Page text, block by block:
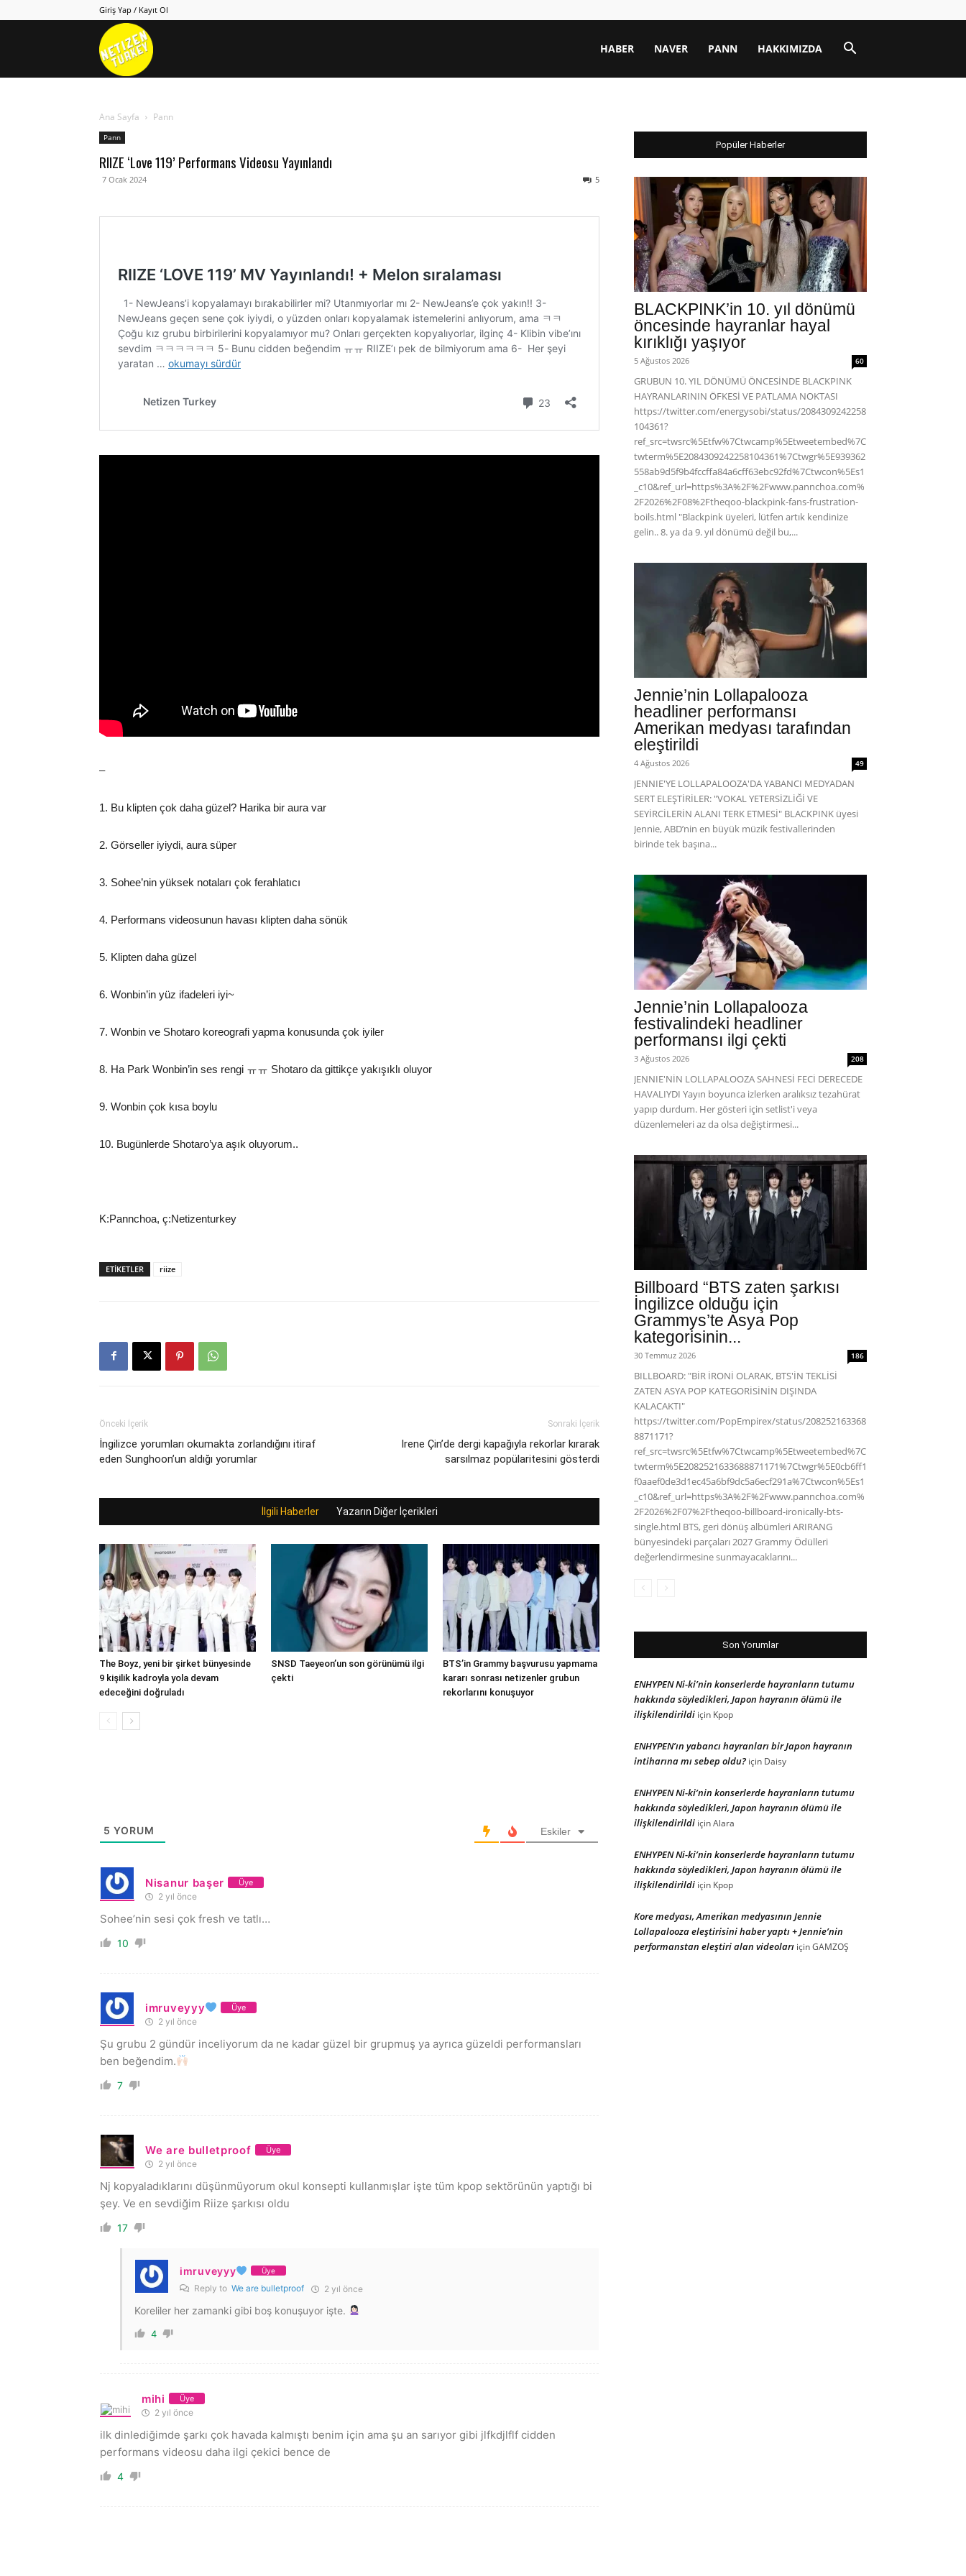
Giriş Yap / Kayıt Ol
Netizen HABER NAVER PANN HAKKIMIZDA
Ana Sayfa Pann
Pann
RIIZE ‘Love 119’ Performans Videosu Yayınlandı
7 Ocak 2024 5
–
1. Bu klipten çok daha güzel? Harika bir aura var
2. Görseller iyiydi, aura süper
3. Sohee’nin yüksek notaları çok ferahlatıcı
4. Performans videosunun havası klipten daha sönük
5. Klipten daha güzel
6. Wonbin’in yüz ifadeleri iyi~
7. Wonbin ve Shotaro koreografi yapma konusunda çok iyiler
8. Ha Park Wonbin’in ses rengi ㅠㅠ Shotaro da gittikçe yakışıklı oluyor
9. Wonbin çok kısa boylu
10. Bugünlerde Shotaro’ya aşık oluyorum..
K:Pannchoa, ç:Netizenturkey
ETIKETLER riize
Önceki İçerik
İngilizce yorumları okumakta zorlandığını itiraf
eden Sunghoon’un aldığı yorumlar
Sonraki İçerik
Irene Çin’de dergi kapağıyla rekorlar kırarak
sarsılmaz popülaritesini gösterdi
İlgili Haberler Yazarın Diğer İçerikleri
The Boyz, yeni bir şirket bünyesinde
9 kişilik kadroyla yola devam
edeceğini doğruladı
SNSD Taeyeon’un son görünümü ilgi
çekti
BTS’in Grammy başvurusu yapmama
kararı sonrası netizenler grubun
rekorlarını konuşuyor
5 YORUM Eskiler
Nisanur başer Üye
2 yıl önce
Sohee’nin sesi çok fresh ve tatlı…
10
imruveyyy Üye
2 yıl önce
Şu grubu 2 gündür inceliyorum da ne kadar güzel bir grupmuş ya ayrıca güzeldi performansları
ben beğendim.
7
We are bulletproof Üye
2 yıl önce
Nj kopyaladıklarını düşünmüyorum okul konsepti kullanmışlar işte tüm kpop sektörünün yaptığı bi
şey. Ve en sevdiğim Riize şarkısı oldu
17
imruveyyy Üye
Reply to We are bulletproof 2 yıl önce
Koreliler her zamanki gibi boş konuşuyor işte.
4
mihi Üye
2 yıl önce
ilk dinlediğimde şarkı çok havada kalmıştı benim için ama şu an sarıyor gibi jlfkdjlflf cidden
performans videosu daha ilgi çekici bence de
4
Popüler Haberler
BLACKPINK’in 10. yıl dönümü
öncesinde hayranlar hayal
kırıklığı yaşıyor
5 Ağustos 2026 60
GRUBUN 10. YIL DÖNÜMÜ ÖNCESİNDE BLACKPINK
HAYRANLARININ ÖFKESİ VE PATLAMA NOKTASI
https://twitter.com/energysobi/status/2084309242258
104361?
ref_src=twsrc%5Etfw%7Ctwcamp%5Etweetembed%7C
twterm%5E2084309242258104361%7Ctwgr%5E939362
558ab9d5f9b4fccffa84a6cff63ebc92fd%7Ctwcon%5Es1
_c10&ref_url=https%3A%2F%2Fwww.pannchoa.com%
2F2026%2F08%2Ftheqoo-blackpink-fans-frustration-
boils.html "Blackpink üyeleri, lütfen artık kendinize
gelin.. 8. ya da 9. yıl dönümü değil bu,...
Jennie’nin Lollapalooza
headliner performansı
Amerikan medyası tarafından
eleştirildi
4 Ağustos 2026 49
JENNIE'YE LOLLAPALOOZA'DA YABANCI MEDYADAN
SERT ELEŞTİRİLER: "VOKAL YETERSİZLİĞİ VE
SEYİRCİLERİN ALANI TERK ETMESİ" BLACKPINK üyesi
Jennie, ABD’nin en büyük müzik festivallerinden
birinde tek başına...
Jennie’nin Lollapalooza
festivalindeki headliner
performansı ilgi çekti
3 Ağustos 2026 208
JENNIE'NİN LOLLAPALOOZA SAHNESİ FECİ DERECEDE
HAVALIYDI Yayın boyunca izlerken aralıksız tezahürat
yapıp durdum. Her gösteri için setlist'i veya
düzenlemeleri az da olsa değiştirmesi...
Billboard “BTS zaten şarkısı
İngilizce olduğu için
Grammys’te Asya Pop
kategorisinin...
30 Temmuz 2026 186
BILLBOARD: "BİR İRONİ OLARAK, BTS'İN TEKLİSİ
ZATEN ASYA POP KATEGORİSİNİN DIŞINDA
KALACAKTI"
https://twitter.com/PopEmpirex/status/208252163368
8871171?
ref_src=twsrc%5Etfw%7Ctwcamp%5Etweetembed%7C
twterm%5E2082521633688871171%7Ctwgr%5E0cb6ff1
f0aaef0de3d1ec45a6bf9dc5a6ecf291a%7Ctwcon%5Es1
_c10&ref_url=https%3A%2F%2Fwww.pannchoa.com%
2F2026%2F07%2Ftheqoo-billboard-ironically-bts-
single.html BTS, geri dönüş albümleri ARIRANG
bünyesindeki parçaları 2027 Grammy Ödülleri
değerlendirmesine sunmayacaklarını...
Son Yorumlar
ENHYPEN Ni-ki’nin konserlerde hayranların tutumu
hakkında söyledikleri, Japon hayranın ölümü ile
ilişkilendirildi için Kpop
ENHYPEN’ın yabancı hayranları bir Japon hayranın
intiharına mı sebep oldu? için Daisy
ENHYPEN Ni-ki’nin konserlerde hayranların tutumu
hakkında söyledikleri, Japon hayranın ölümü ile
ilişkilendirildi içinAlara
ENHYPEN Ni-ki’nin konserlerde hayranların tutumu
hakkında söyledikleri, Japon hayranın ölümü ile
ilişkilendirildi için Kpop
Kore medyası, Amerikan medyasının Jennie
Lollapalooza eleştirisini haber yaptı + Jennie’nin
performanstan eleştiri alan videoları içinGAMZOŞ